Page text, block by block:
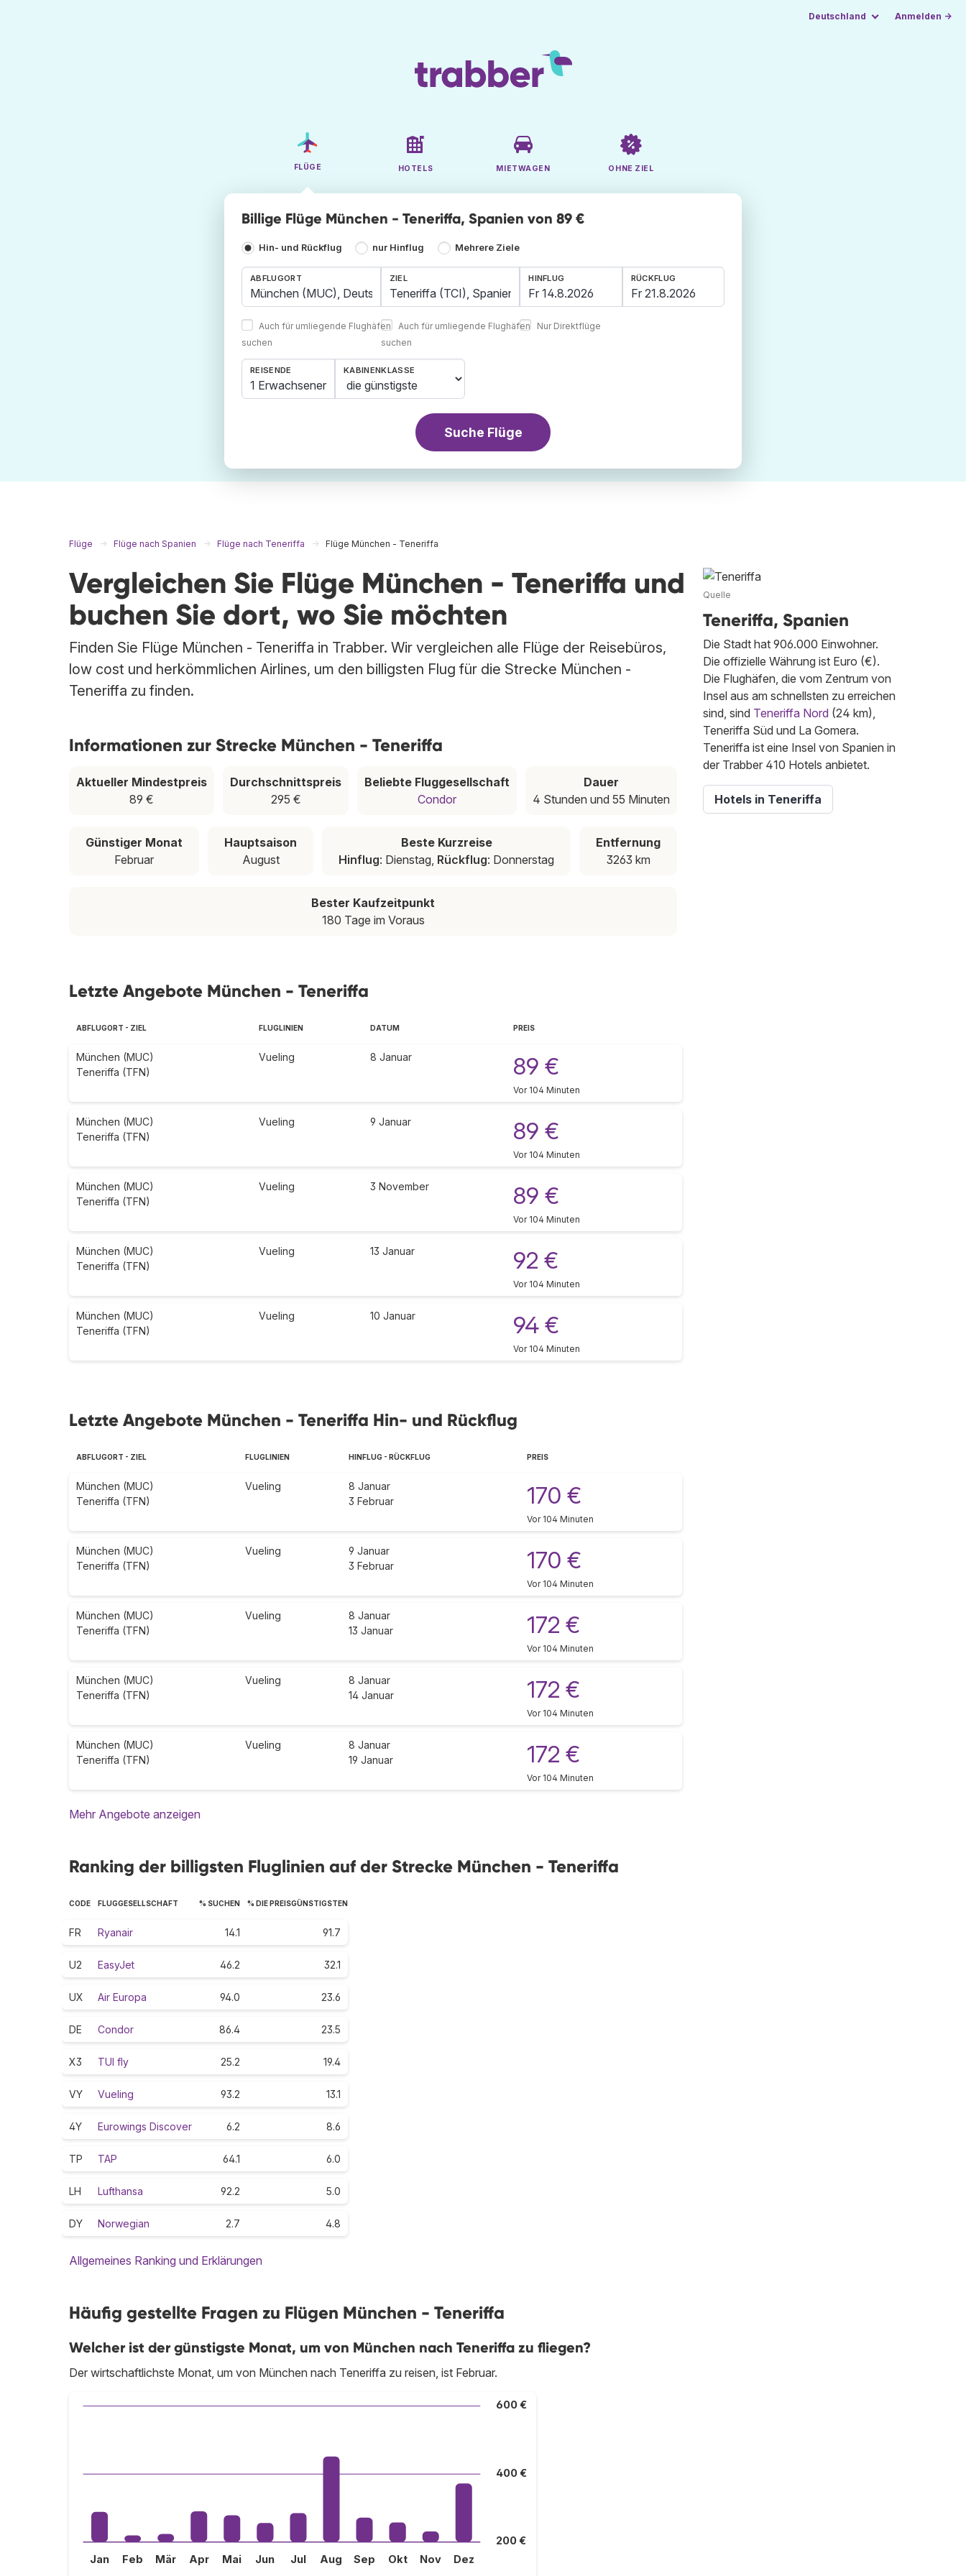
Deutschland Anmelden →
FLÜGE HOTELS MIETWAGEN OHNE ZIEL
Billige Flüge München - Teneriffa, Spanien von 89 €
Hin- und Rückflug nur Hinflug Mehrere Ziele
ABFLUGORT
Auch für umliegende Flughäfen
suchen
ZIEL
Auch für umliegende Flughäfen
suchen
HINFLUG RÜCKFLUG
Nur Direktflüge
REISENDE
1 Erwachsener
KABINENKLASSE
Suche Flüge
Flüge Flüge nach Spanien Flüge nach Teneriffa Flüge München - Teneriffa
Vergleichen Sie Flüge München - Teneriffa und
buchen Sie dort, wo Sie möchten
Finden Sie Flüge München - Teneriffa in Trabber. Wir vergleichen alle Flüge der Reisebüros,
low cost und herkömmlichen Airlines, um den billigsten Flug für die Strecke München -
Teneriffa zu finden.
Informationen zur Strecke München - Teneriffa
Aktueller Mindestpreis
89 €
Durchschnittspreis
295 €
Beliebte Fluggesellschaft
Condor
Dauer
4 Stunden und 55 Minuten
Günstiger Monat
Februar
Hauptsaison
August
Beste Kurzreise
Hinflug: Dienstag, Rückflug: Donnerstag
Entfernung
3263 km
Bester Kaufzeitpunkt
180 Tage im Voraus
Letzte Angebote München - Teneriffa
ABFLUGORT - ZIEL FLUGLINIEN DATUM PREIS
München (MUC)
Teneriffa (TFN)
Vueling 8 Januar 89 €
Vor 104 Minuten
München (MUC)
Teneriffa (TFN)
Vueling 9 Januar 89 €
Vor 104 Minuten
München (MUC)
Teneriffa (TFN)
Vueling 3 November 89 €
Vor 104 Minuten
München (MUC)
Teneriffa (TFN)
Vueling 13 Januar 92 €
Vor 104 Minuten
München (MUC)
Teneriffa (TFN)
Vueling 10 Januar 94 €
Vor 104 Minuten
Letzte Angebote München - Teneriffa Hin- und Rückflug
ABFLUGORT - ZIEL FLUGLINIEN HINFLUG - RÜCKFLUG PREIS
München (MUC)
Teneriffa (TFN)
Vueling
8 Januar
3 Februar
170 €
Vor 104 Minuten
München (MUC)
Teneriffa (TFN)
Vueling
9 Januar
3 Februar
170 €
Vor 104 Minuten
München (MUC)
Teneriffa (TFN)
Vueling
8 Januar
13 Januar
172 €
Vor 104 Minuten
München (MUC)
Teneriffa (TFN)
Vueling
8 Januar
14 Januar
172 €
Vor 104 Minuten
München (MUC)
Teneriffa (TFN)
Vueling
8 Januar
19 Januar
172 €
Vor 104 Minuten
Mehr Angebote anzeigen
Ranking der billigsten Fluglinien auf der Strecke München - Teneriffa
CODE FLUGGESELLSCHAFT % SUCHEN % DIE PREISGÜNSTIGSTEN
FR Ryanair 14.1 91.7
U2 EasyJet 46.2 32.1
UX Air Europa 94.0 23.6
DE Condor 86.4 23.5
X3 TUI fly 25.2 19.4
VY Vueling 93.2 13.1
4Y Eurowings Discover 6.2 8.6
TP TAP 64.1 6.0
LH Lufthansa 92.2 5.0
DY Norwegian 2.7 4.8
Allgemeines Ranking und Erklärungen
Häufig gestellte Fragen zu Flügen München - Teneriffa
Welcher ist der günstigste Monat, um von München nach Teneriffa zu fliegen?
Der wirtschaftlichste Monat, um von München nach Teneriffa zu reisen, ist Februar.
200 €
400 €
600 €
Jan Feb Mär Apr Mai Jun Jul Aug Sep Okt Nov Dez
Quelle
Teneriffa, Spanien
Die Stadt hat 906.000 Einwohner.
Die offizielle Währung ist Euro (€).
Die Flughäfen, die vom Zentrum von
Insel aus am schnellsten zu erreichen
sind, sind Teneriffa Nord (24 km),
Teneriffa Süd und La Gomera.
Teneriffa ist eine Insel von Spanien in
der Trabber 410 Hotels anbietet.
Hotels in Teneriffa